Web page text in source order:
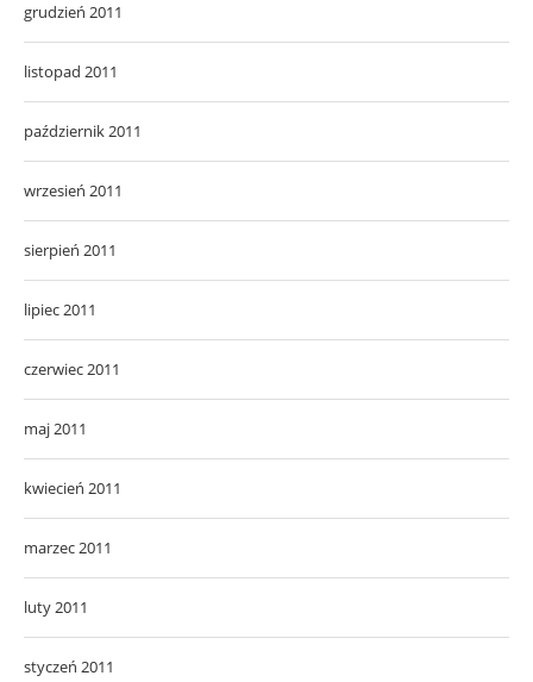
grudzień 2011
listopad 2011
październik 2011
wrzesień 2011
sierpień 2011
lipiec 2011
czerwiec 2011
maj 2011
kwiecień 2011
marzec 2011
luty 2011
styczeń 2011